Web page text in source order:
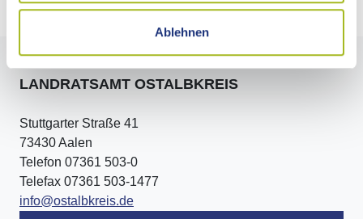
Ablehnen
LANDRATSAMT OSTALBKREIS
Stuttgarter Straße 41
73430 Aalen
Telefon 07361 503-0
Telefax 07361 503-1477
info@ostalbkreis.de